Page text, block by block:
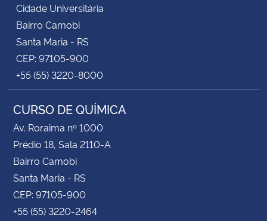
Cidade Universitária
Bairro Camobi
Santa Maria - RS
CEP: 97105-900
+55 (55) 3220-8000
CURSO DE QUÍMICA
Av. Roraima nº 1000
Prédio 18, Sala 2110-A
Bairro Camobi
Santa Maria - RS
CEP: 97105-900
+55 (55) 3220-2464